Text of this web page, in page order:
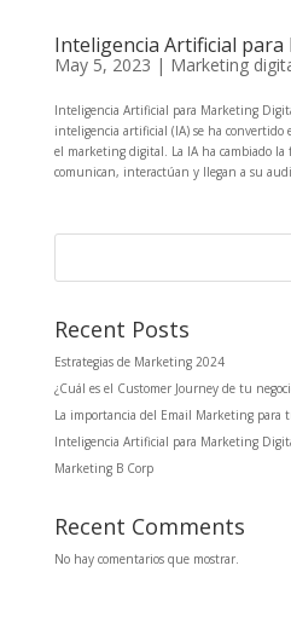
Inteligencia Artificial
May 5, 2023 | Marketing
Inteligencia Artificial para Marketing
inteligencia artificial (IA) se ha
el marketing digital. La IA ha cambiado la
comunican, interactúan y llegan a su
Recent Posts
Estrategias de Marketing 2024
¿Cuál es el Customer Journey de tu
La importancia del Email Marketing para
Inteligencia Artificial para Marketing
Marketing B Corp
Recent Comments
No hay comentarios que mostrar.